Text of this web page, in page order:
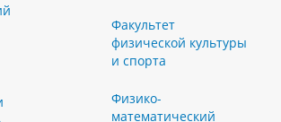
Факультет
физической культуры
и спорта
Физико-
математический